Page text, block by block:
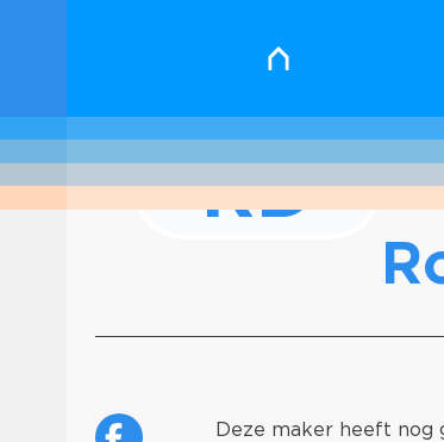
RD
Deze maker heeft nog